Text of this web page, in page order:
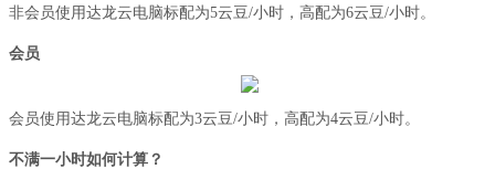
非会员使用达龙云电脑标配为5云豆/小时，高配为6云豆/小时。
会员
会员使用达龙云电脑标配为3云豆/小时，高配为4云豆/小时。
不满一小时如何计算？